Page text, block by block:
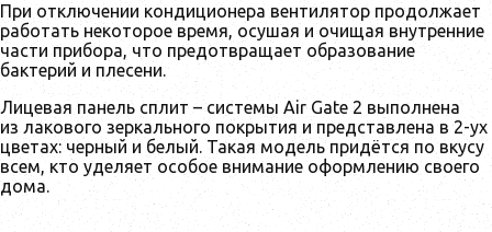
При отключении кондиционера вентилятор продолжает
работать некоторое время, осушая и очищая внутренние
части прибора, что предотвращает образование
бактерий и плесени.
Лицевая панель сплит – системы Air Gate 2 выполнена
из лакового зеркального покрытия и представлена в 2-ух
цветах: черный и белый. Такая модель придётся по вкусу
всем, кто уделяет особое внимание оформлению своего
дома.